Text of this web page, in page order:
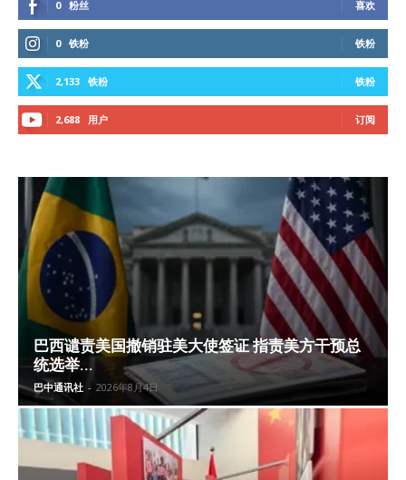
0 粉丝 喜欢
0 铁粉 铁粉
2,133 铁粉 铁粉
2,688 用户 订阅
巴西谴责美国撤销驻美大使签证 指责美方干预总
统选举...
巴中通讯社 - 2026年8月4日